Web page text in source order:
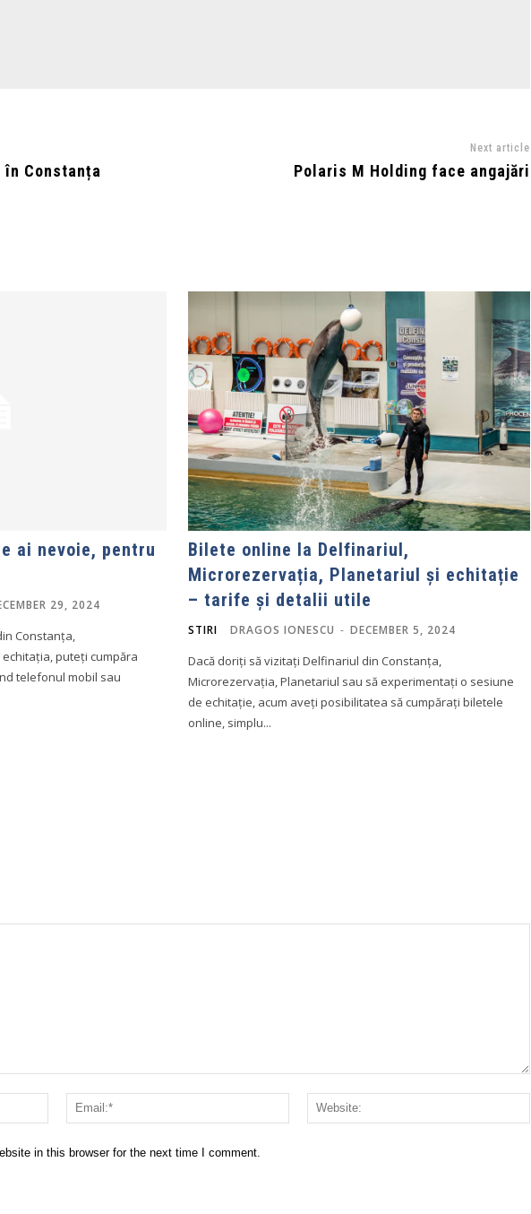
Constanța
Next article
Polaris M Holding face angajări
ai nevoie, pentru
29, 2024
Constanța,
puteți cumpăra
telefonul mobil sau
Bilete online la Delfinariul,
Microrezervația, Planetariul și echitație
– tarife și detalii utile
STIRI DRAGOS IONESCU - DECEMBER 5, 2024
Dacă doriți să vizitați Delfinariul din Constanța,
Microrezervația, Planetariul sau să experimentați o sesiune
de echitație, acum aveți posibilitatea să cumpărați biletele
online, simplu...
Name:*
Email:*
in this browser for the next time I comment.